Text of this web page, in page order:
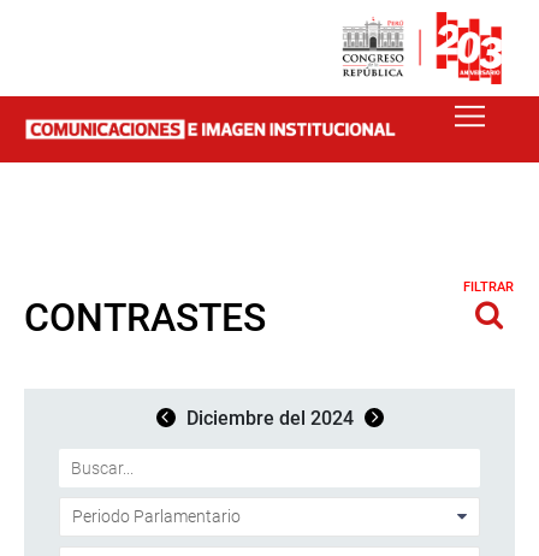
CONTRASTES
FILTRAR
Diciembre del 2024